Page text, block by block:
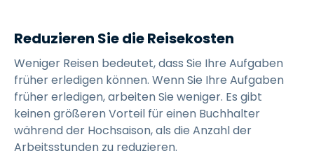
Reduzieren Sie die Reisekosten
Weniger Reisen bedeutet, dass Sie Ihre Aufgaben
früher erledigen können. Wenn Sie Ihre Aufgaben
früher erledigen, arbeiten Sie weniger. Es gibt
keinen größeren Vorteil für einen Buchhalter
während der Hochsaison, als die Anzahl der
Arbeitsstunden zu reduzieren.